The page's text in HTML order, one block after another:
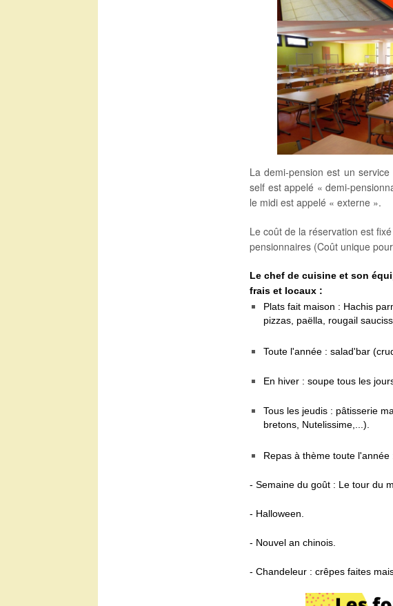
La demi-pension est un
self est appelé « demi-
le midi est appelé « externe ».
Le coût de la réservation est
pensionnaires (Coût unique
Le chef de cuisine et son
frais et locaux :
Plats fait maison : Hachis
pizzas, paëlla, rougail
Toute l'année : salad'bar
En hiver : soupe tous les
Tous les jeudis : pâtisserie
bretons, Nutelissime,...).
Repas à thème toute l'année
- Semaine du goût : Le tour du
- Halloween.
- Nouvel an chinois.
- Chandeleur : crêpes faites